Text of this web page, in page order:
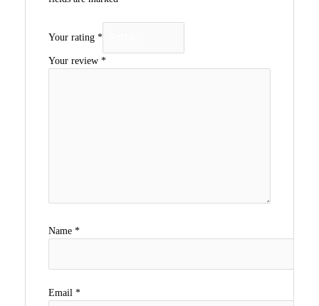
Your rating *
Your review *
Name *
Email *